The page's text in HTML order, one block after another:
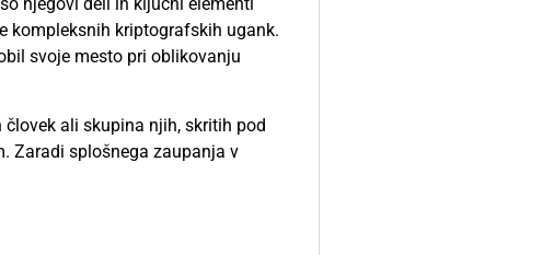
kompleksnih kriptografskih ugank.
svoje mesto pri oblikovanju
ali skupina njih, skritih pod
Zaradi splošnega zaupanja v